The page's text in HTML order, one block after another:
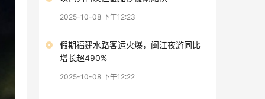
2025-10-08 下午12:23
假期福建水路客运火爆，闽江夜游同比
增长超490%
2025-10-08 下午12:22